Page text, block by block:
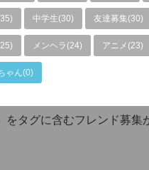
中学生(30) 友達募集(30)
メンヘラ(24) アニメ(23)
ゃん(0)
をタグに含むフレンド募集